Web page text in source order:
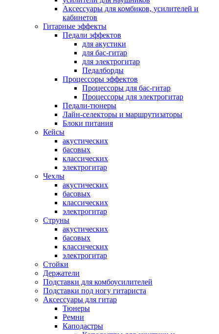
Аксессуары для комбиков, усилителей и
кабинетов
Гитарные эффекты
Педали эффектов
для акустики
для бас-гитар
для электрогитар
Педалборды
Процессоры эффектов
Процессоры для бас-гитар
Процессоры для электрогитар
Педали-тюнеры
Лайн-селекторы и маршрутизаторы
Блоки питания
Кейсы
акустических
басовых
классических
электрогитар
Чехлы
акустических
басовых
классических
электрогитар
Струны
акустических
басовых
классических
электрогитар
Стойки
Держатели
Подставки для комбоусилителей
Подставки под ногу гитариста
Аксессуары для гитар
Тюнеры
Ремни
Каподастры